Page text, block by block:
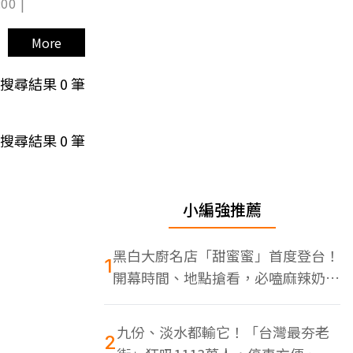
More
搜尋結果0筆
搜尋結果0筆
小編強推薦
1黑白大廚名店「甜蜜蜜」首度登台！
開幕時間、地點搶看，必嗑麻辣奶油
蝦
2九份、淡水都輸它！「台灣最夯老